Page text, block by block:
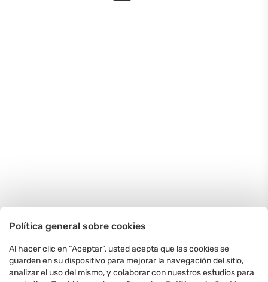
Política general sobre cookies
Al hacer clic en “Aceptar”, usted acepta que las cookies se
guarden en su dispositivo para mejorar la navegación del sitio,
analizar el uso del mismo, y colaborar con nuestros estudios para